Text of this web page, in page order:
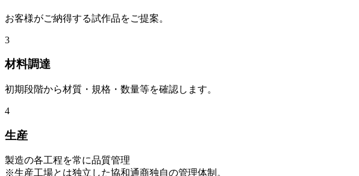
お客様がご納得する試作品をご提案。
3
材料調達
初期段階から材質・規格・数量等を確認します。
4
生産
製造の各工程を常に品質管理
※生産工場とは独立した協和通商独自の管理体制。